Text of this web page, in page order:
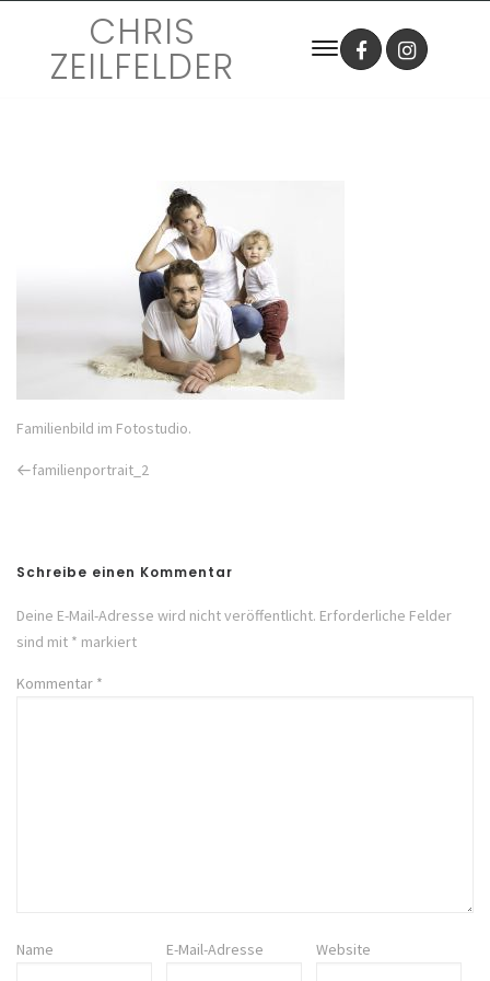
CHRIS
ZEILFELDER
Familienbild im Fotostudio.
Previous
familienportrait_2
Schreibe einen Kommentar
Deine E-Mail-Adresse wird nicht veröffentlicht. Erforderliche Felder
sind mit * markiert
Kommentar *
Name E-Mail-Adresse Website